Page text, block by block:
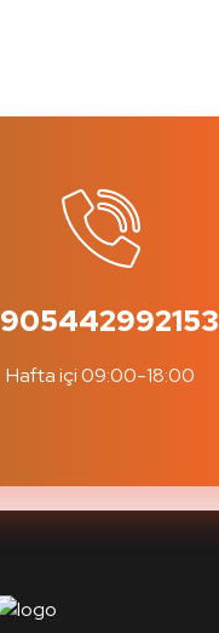
Hafta içi 09:00-18:00